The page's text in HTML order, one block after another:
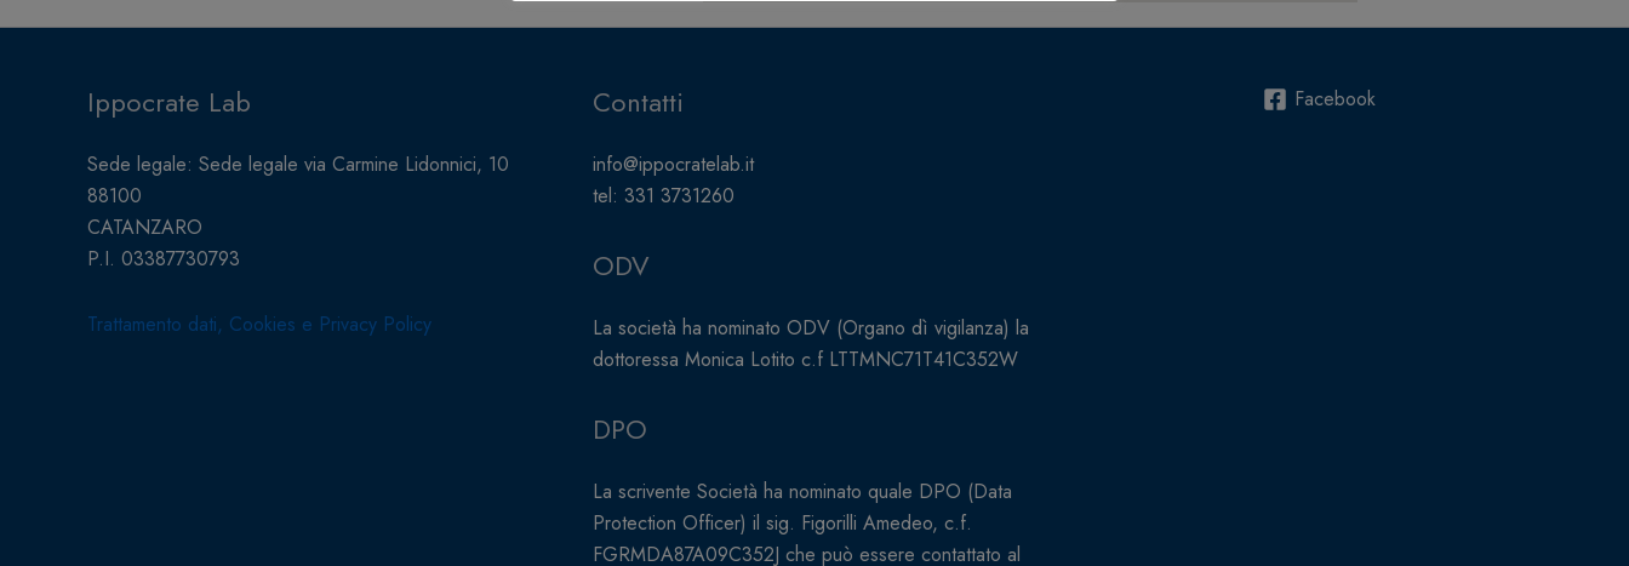
Ippocrate Lab
Sede legale: Sede legale via Carmine Lidonnici, 10
88100
CATANZARO
P.I. 03387730793
Trattamento dati, Cookies e Privacy Policy
Contatti
info@ippocratelab.it
tel: 331 3731260
ODV
La società ha nominato ODV (Organo dì vigilanza) la
dottoressa Monica Lotito c.f LTTMNC71T41C352W
DPO
La scrivente Società ha nominato quale DPO (Data
Protection Officer) il sig. Figorilli Amedeo, c.f.
FGRMDA87A09C352J che può essere contattato al
Facebook